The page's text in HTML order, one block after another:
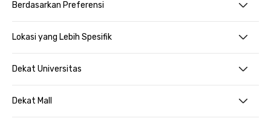
Berdasarkan Preferensi
Lokasi yang Lebih Spesifik
Dekat Universitas
Dekat Mall